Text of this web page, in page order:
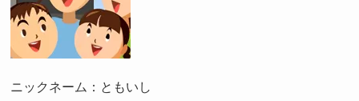
ニックネーム：ともいし